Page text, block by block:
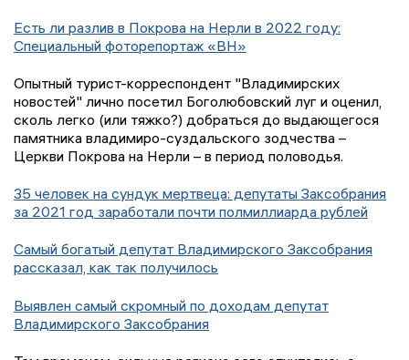
Есть ли разлив в Покрова на Нерли в 2022 году:
Специальный фоторепортаж «ВН»
Опытный турист-корреспондент "Владимирских
новостей" лично посетил Боголюбовский луг и оценил,
сколь легко (или тяжко?) добраться до выдающегося
памятника владимиро-суздальского зодчества –
Церкви Покрова на Нерли – в период половодья.
35 человек на сундук мертвеца: депутаты Заксобрания
за 2021 год заработали почти полмиллиарда рублей
Самый богатый депутат Владимирского Заксобрания
рассказал, как так получилось
Выявлен самый скромный по доходам депутат
Владимирского Заксобрания